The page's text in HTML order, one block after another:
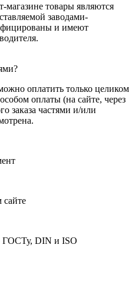
магазине товары являются
заводами-
и имеют
оплатить только целиком
оплаты (на сайте, через
заказа частями и/или
сайте
ГОСТу, DIN и ISO